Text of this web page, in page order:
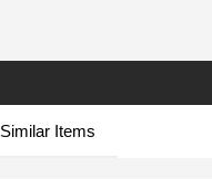
Similar Items